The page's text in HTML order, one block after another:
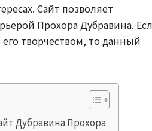
Сайт позволяет
Прохора Дубравина.
творчеством, то данный
Дубравина Прохора